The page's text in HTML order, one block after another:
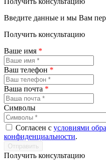
Введите данные и мы Вам
Получить консультацию
Ваше имя *
Ваш телефон *
Ваша почта *
Символы
Согласен с условиями
конфиденциальности.
Получить консультацию